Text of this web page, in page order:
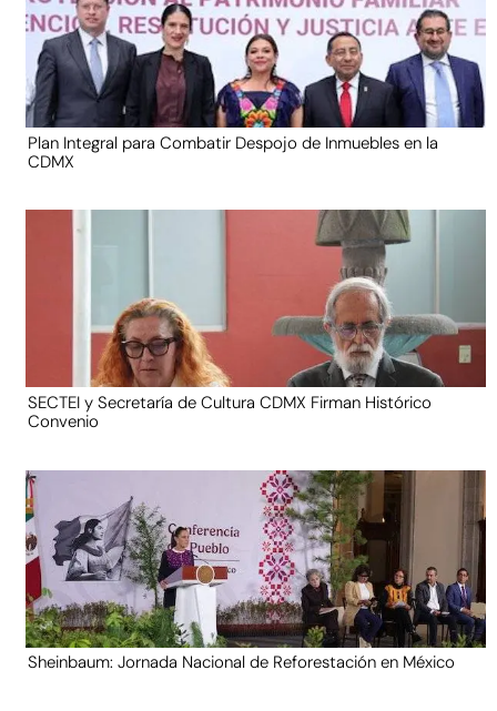
Plan Integral para Combatir Despojo de Inmuebles en la
CDMX
SECTEI y Secretaría de Cultura CDMX Firman Histórico
Convenio
Sheinbaum: Jornada Nacional de Reforestación en México